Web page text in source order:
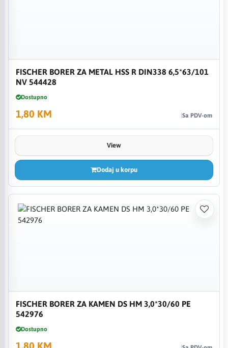
FISCHER BORER ZA METAL HSS R DIN338 6,5*63/101
NV 544428
Dostupno
1,80 KM Sa PDV-om
View
Dodaj u korpu
FISCHER BORER ZA KAMEN DS HM 3,0*30/60 PE
542976
Dostupno
1,80 KM